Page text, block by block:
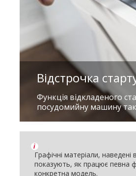
Відстрочка
Функція відкладеного
посудомийну машину
i
Графічні матеріали,
показують, як працює певна
конкретна модель.